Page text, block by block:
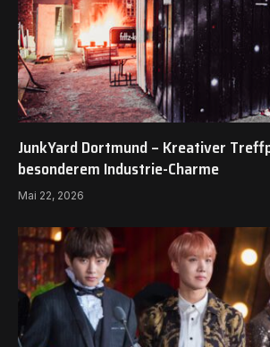
JunkYard Dortmund – Kreativer
besonderem Industrie-Charme
Mai 22, 2026